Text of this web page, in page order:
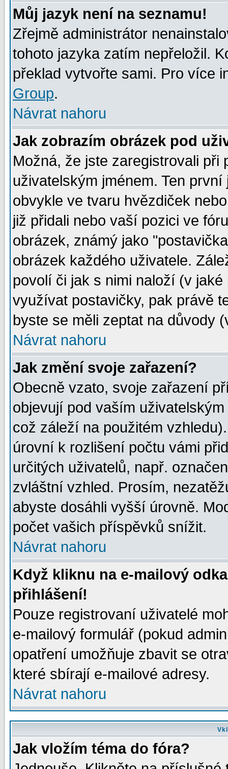
Můj jazyk není na seznamu!
Zřejmě administrátor
tohoto jazyka zatím nepřeložil.
překlad vytvořte sami. Pro více
Group.
Návrat nahoru
Jak zobrazím obrázek pod
Možná, že jste zaregistrovali
uživatelským jménem. Ten
obvykle ve tvaru hvězdiček
již přidali nebo vaší pozici ve
obrázek, známý jako
obrázek každého uživatele.
povolí či jak s nimi naloží (v
využívat postavičky, pak právě
byste se měli zeptat na důvody
Návrat nahoru
Jak změní svoje zařazení?
Obecně vzato, svoje zařazení
objevují pod vaším
což záleží na použitém
úrovní k rozlišení počtu vámi
určitých uživatelů, např.
zvláštní vzhled. Prosím,
abyste dosáhli vyšší úrovně.
počet vašich příspěvků snížit.
Návrat nahoru
Když kliknu na e-mailový
přihlášení!
Pouze registrovaní uživatelé
e-mailový formulář (pokud
opatření umožňuje zbavit se
které sbírají e-mailové adresy.
Návrat nahoru
Jak vložím téma do fóra?